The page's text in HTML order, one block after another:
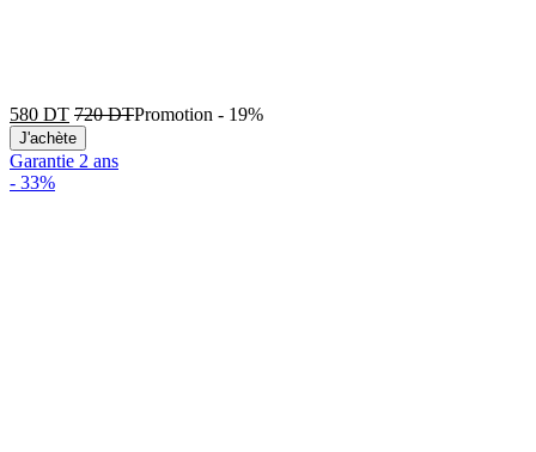
580 DT 720DTPromotion - 19%
J'achète
Garantie 2 ans
- 33%